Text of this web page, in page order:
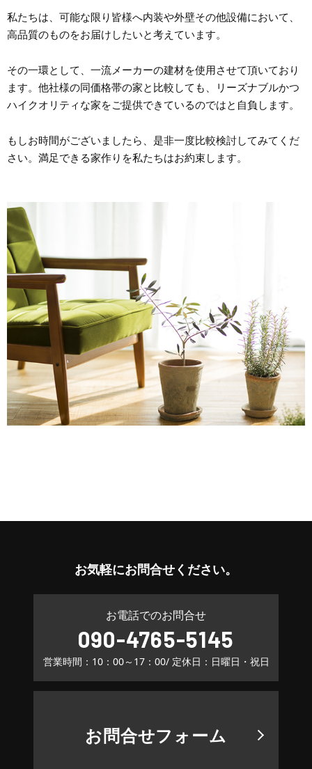
私たちは、可能な限り皆様へ内装や外壁その他設備において、
高品質のものをお届けしたいと考えています。
その一環として、一流メーカーの建材を使用させて頂いており
ます。他社様の同価格帯の家と比較しても、リーズナブルかつ
ハイクオリティな家をご提供できているのではと自負します。
もしお時間がございましたら、是非一度比較検討してみてくだ
さい。満足できる家作りを私たちはお約束します。
お気軽にお問合せください。
お電話でのお問合せ
090-4765-5145
営業時間：10：00～17：00/ 定休日：日曜日・祝日
お問合せフォーム